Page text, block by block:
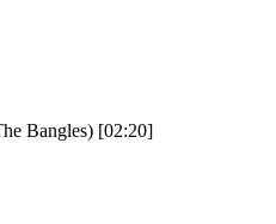
Bangles) [02:20]